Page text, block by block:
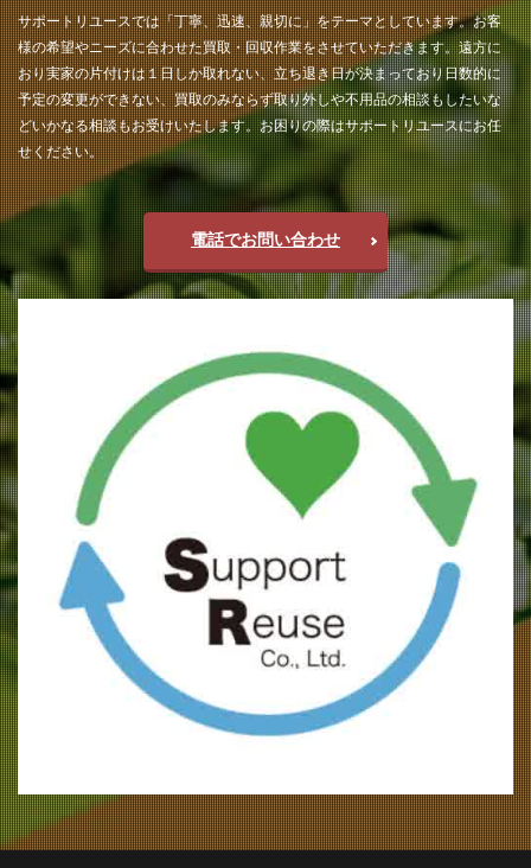
サポートリユースでは「丁寧、迅速、親切に」をテーマとしています。お客
様の希望やニーズに合わせた買取・回収作業をさせていただきます。遠方に
おり実家の片付けは１日しか取れない、立ち退き日が決まっており日数的に
予定の変更ができない、買取のみならず取り外しや不用品の相談もしたいな
どいかなる相談もお受けいたします。お困りの際はサポートリユースにお任
せください。
電話でお問い合わせ